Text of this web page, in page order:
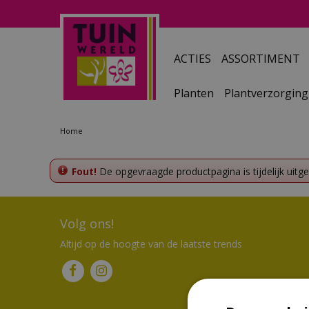
Home
ACTIES ASSORTIMENT
Planten Plantverzorging
Fout! De opgevraagde productpagina is tijdelijk
Volg ons!
Altijd op de hoogte van de laatste trends